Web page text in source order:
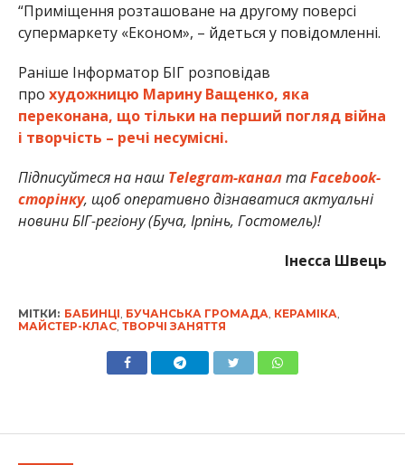
“Приміщення розташоване на другому поверсі
супермаркету «Економ», – йдеться у повідомленні.
Раніше Інформатор БІГ розповідав
про художницю Марину Ващенко, яка
переконана, що тільки на перший погляд війна
і творчість – речі несумісні.
Підписуйтеся на наш Telegram-канал таFacebook-
сторінку, щоб оперативно дізнаватися актуальні
новини БІГ-регіону (Буча, Ірпінь, Гостомель)!
Інесса Швець
МІТКИ: БАБИНЦІ, БУЧАНСЬКА ГРОМАДА, КЕРАМІКА,
МАЙСТЕР-КЛАС, ТВОРЧІ ЗАНЯТТЯ